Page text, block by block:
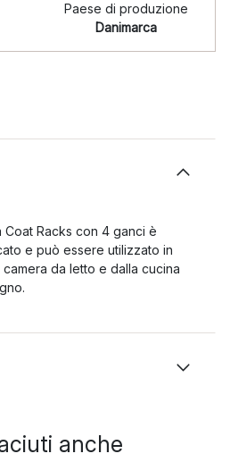
Paese di produzione
Danimarca
Racks con 4 ganci è
e può essere utilizzato in
da letto e dalla cucina
anche